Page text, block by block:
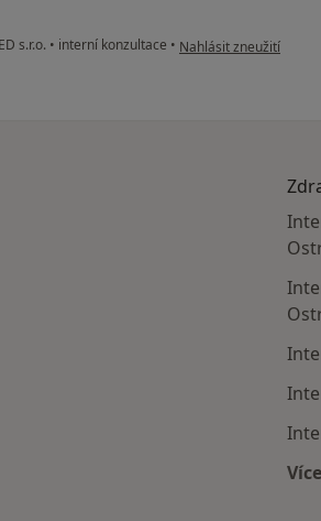
s.r.o. • interní konzultace • podle názoru uživatele
Nahlásit zneužití